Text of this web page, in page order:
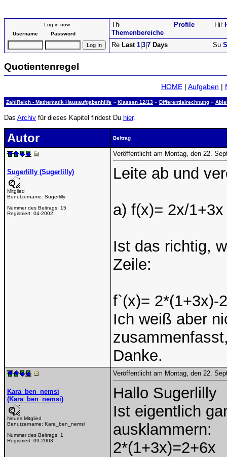
Log in now
Username
Password Themenbereiche
Profile
Last 1 3 7 Days
Quotientenregel
HOME| Aufgaben |
ZahlReich - Mathematik Hausaufgabenhilfe » Klassen 12/13 » Differentialrechnung »
Das Archiv für dieses Kapitel findest Du hier.
Autor Beitrag
Sugerlilly (Sugerlilly)
Mitglied
Benutzername: Sugerlilly
Nummer des Beitrags: 15
Registriert: 04-2002
Veröffentlicht am Montag, den 22.
Leite ab und
a) f(x)= 2x/1+3x
Ist das richtig,
Zeile:
f`(x)= 2*(1+3x)-
Ich weiß aber
Danke.
Kara_ben_nemsi
(Kara_ben_nemsi)
Neues Mitglied
Benutzername: Kara_ben_nemsi
Nummer des Beitrags: 1
Registriert: 09-2003
Veröffentlicht am Montag, den 22.
Hallo Sugerlilly
Ist eigentlich
ausklammern:
2*(1+3x)=2+6x